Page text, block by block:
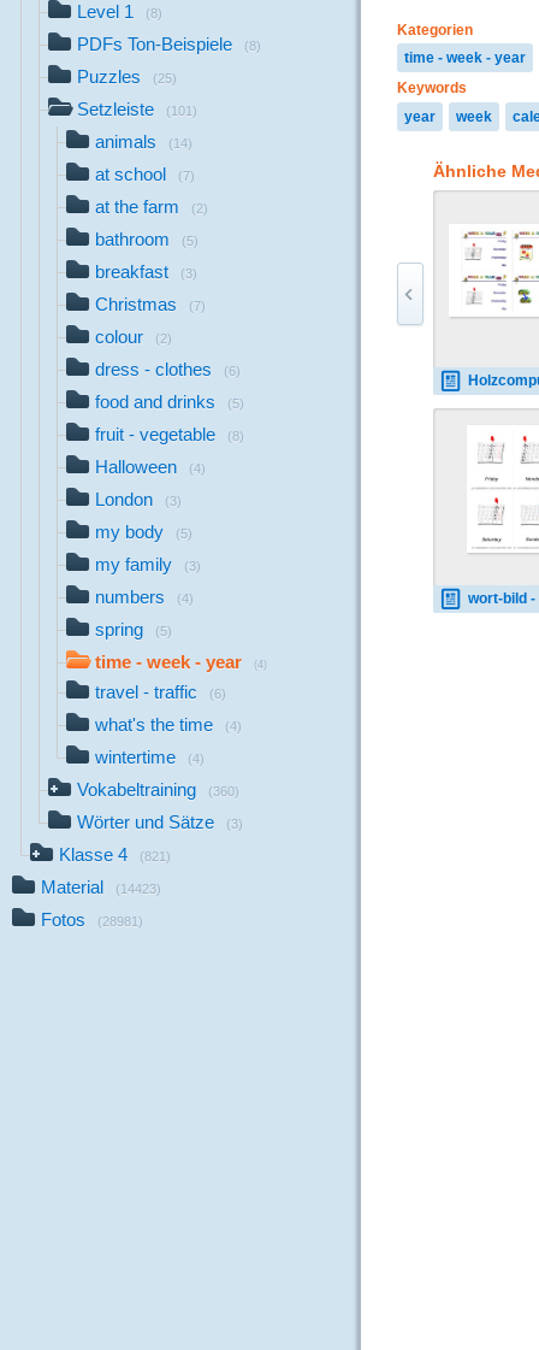
Level 1 (8)
PDFs Ton-Beispiele (8)
Puzzles (25)
Setzleiste (101)
animals (14)
at school (7)
at the farm (2)
bathroom (5)
breakfast (3)
Christmas (7)
colour (2)
dress - clothes (6)
food and drinks (5)
fruit - vegetable (8)
Halloween (4)
London (3)
my body (5)
my family (3)
numbers (4)
spring (5)
time - week - year (4)
travel - traffic (6)
what's the time (4)
wintertime (4)
Vokabeltraining (360)
Wörter und Sätze (3)
Klasse 4 (821)
Material (14423)
Fotos (28981)
Kategorien
time - week - year
Keywords
year
week
Ähnliche
Holzcomputer week-
wort-bild -